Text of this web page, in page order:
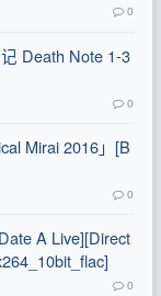
0
Death Note 1-3
0
Mirai 2016」[B
0
A Live][Direct
0